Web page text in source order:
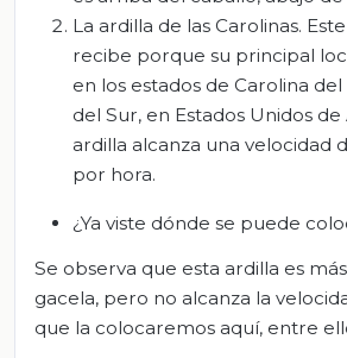
La ardilla de las Carolinas.
recibe porque su principal
en los estados de Carolina
del Sur, en Estados Unidos de
ardilla alcanza una velocidad
por hora.
¿Ya viste dónde se puede
Se observa que esta ardilla es
gacela, pero no alcanza la
que la colocaremos aquí, entre